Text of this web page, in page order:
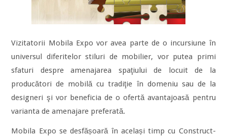
Vizitatorii Mobila Expo vor avea parte de o incursiune în
universul diferitelor stiluri de mobilier, vor putea primi
sfaturi despre amenajarea spaţiului de locuit de la
producători de mobilă cu tradiţie în domeniu sau de la
designeri şi vor beneficia de o ofertă avantajoasă pentru
varianta de amenajare preferată.
Mobila Expo se desfășoară în același timp cu Construct-